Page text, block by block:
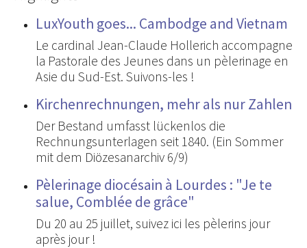
LuxYouth goes... Cambodge and Vietnam
Le cardinal Jean-Claude Hollerich accompagne
la Pastorale des Jeunes dans un pèlerinage en
Asie du Sud-Est. Suivons-les !
Kirchenrechnungen, mehr als nur Zahlen
Der Bestand umfasst lückenlos die
Rechnungsunterlagen seit 1840. (Ein Sommer
mit dem Diözesanarchiv 6/9)
Pèlerinage diocésain à Lourdes : "Je te
salue, Comblée de grâce"
Du 20 au 25 juillet, suivez ici les pèlerins jour
après jour !